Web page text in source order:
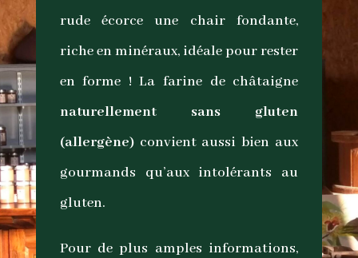
rude écorce une chair fondante,
riche en minéraux, idéale pour rester
en forme ! La farine de châtaigne
naturellement sans gluten
(allergène)convient aussi bien aux
gourmands qu’aux intolérants au
gluten.
Pour de plus amples informations,